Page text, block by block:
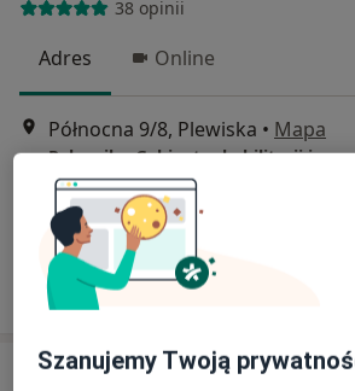
38 opinii
Adres Online
Północna 9/8, Plewiska • Mapa
Rehawik - Gabinet rehabilitacji i
Konsultacja fizjoterapeutyczna
Poproś o wizytę
Szanujemy Twoją